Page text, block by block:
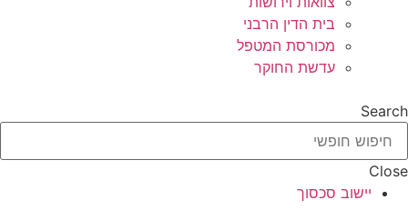
בית הדין הרבני
מכורסת המטפל
עדשת החוקר
Search
Close
יישוב סכסוך